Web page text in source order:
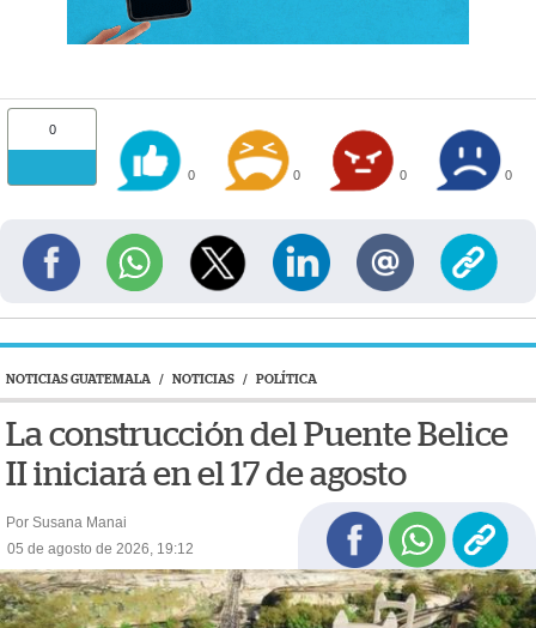
0
0 0 0 0
NOTICIAS GUATEMALA / NOTICIAS / POLÍTICA
La construcción del Puente Belice
II iniciará en el 17 de agosto
Por Susana Manai
05 de agosto de 2026, 19:12